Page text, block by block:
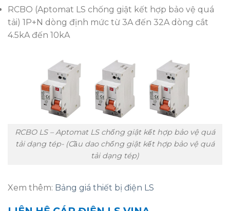
RCBO (Aptomat LS chống giật kết hợp bảo vệ quá
tải) 1P+N dòng định mức từ 3A đến 32A dòng cắt
4.5kA đến 10kA
RCBO LS – Aptomat LS chống giật kết hợp bảo vệ quá
tải dạng tép- (Cầu dao chống giật kết hợp bảo vệ quá
tải dạng tép)
Xem thêm: Bảng giá thiết bị điện LS